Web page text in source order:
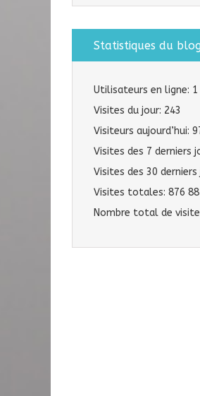
Statistiques du
Utilisateurs en ligne: 1
Visites du jour: 243
Visiteurs aujourd’hui:
Visites des 7 derniers
Visites des 30 derniers
Visites totales: 876
Nombre total de